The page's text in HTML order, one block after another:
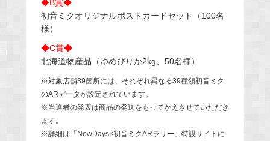
◆B賞◆
初音ミクオリジナルポストカードセット（100名
様）
◆C賞◆
北海道物産品（ゆめぴりか2kg、50名様）
※対象店舗39箇所には、それぞれ異なる39種類初音ミク
のARデータが設定されています。
※当選者の発表は商品の発送をもってかえさせていただき
ます。
※詳細は「NewDays×初音ミクARラリー」特設サイトに